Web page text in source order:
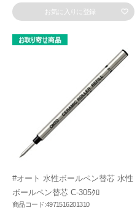
お気に入りに登録
#オート 水性ボールペン替芯 水性
ボールペン替芯 C-305ｸﾛ
商品コード:4971516201310